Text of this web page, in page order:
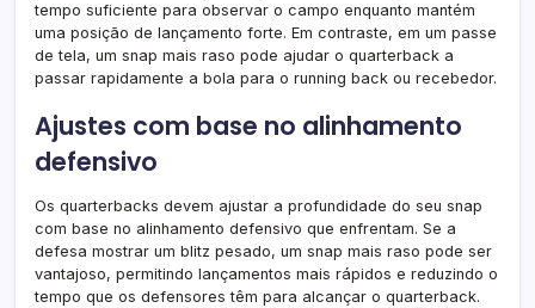
tempo suficiente para observar o campo enquanto mantém
uma posição de lançamento forte. Em contraste, em um passe
de tela, um snap mais raso pode ajudar o quarterback a
passar rapidamente a bola para o running back ou recebedor.
Ajustes com base no alinhamento
defensivo
Os quarterbacks devem ajustar a profundidade do seu snap
com base no alinhamento defensivo que enfrentam. Se a
defesa mostrar um blitz pesado, um snap mais raso pode ser
vantajoso, permitindo lançamentos mais rápidos e reduzindo o
tempo que os defensores têm para alcançar o quarterback.